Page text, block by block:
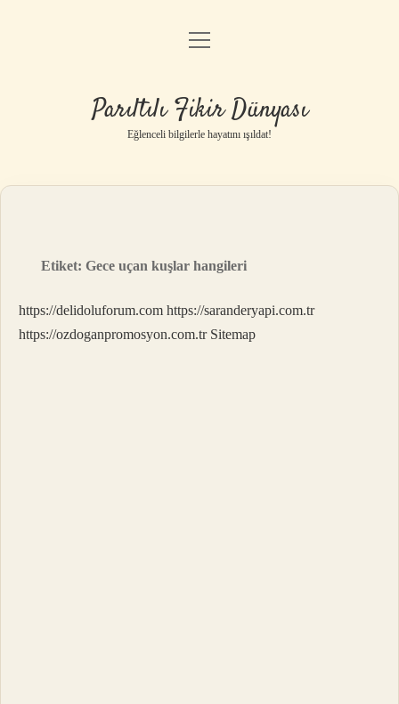
Anasayfa
Yasal Uyarı
menüyü
Parıltılı Fikir Dünyası
Eğlenceli bilgilerle hayatını ışıldat!
Etiket:Gece uçan kuşlar hangileri
https://delidoluforum.com https://saranderyapi.com.tr
https://ozdoganpromosyon.com.tr Sitemap